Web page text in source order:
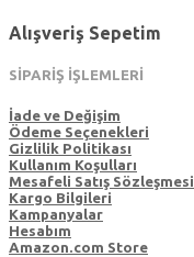
Alışveriş Sepetim
SİPARİŞ İŞLEMLERİ
İade ve Değişim
Ödeme Seçenekleri
Gizlilik Politikası
Kullanım Koşulları
Mesafeli Satış Sözleşmesi
Kargo Bilgileri
Kampanyalar
Hesabım
Amazon.com Store